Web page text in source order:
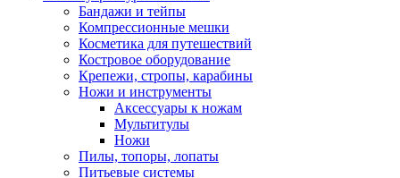
Бандажи и тейпы
Компрессионные мешки
Косметика для путешествий
Костровое оборудование
Крепежи, стропы, карабины
Ножи и инструменты
Аксессуары к ножам
Мультитулы
Ножи
Пилы, топоры, лопаты
Питьевые системы